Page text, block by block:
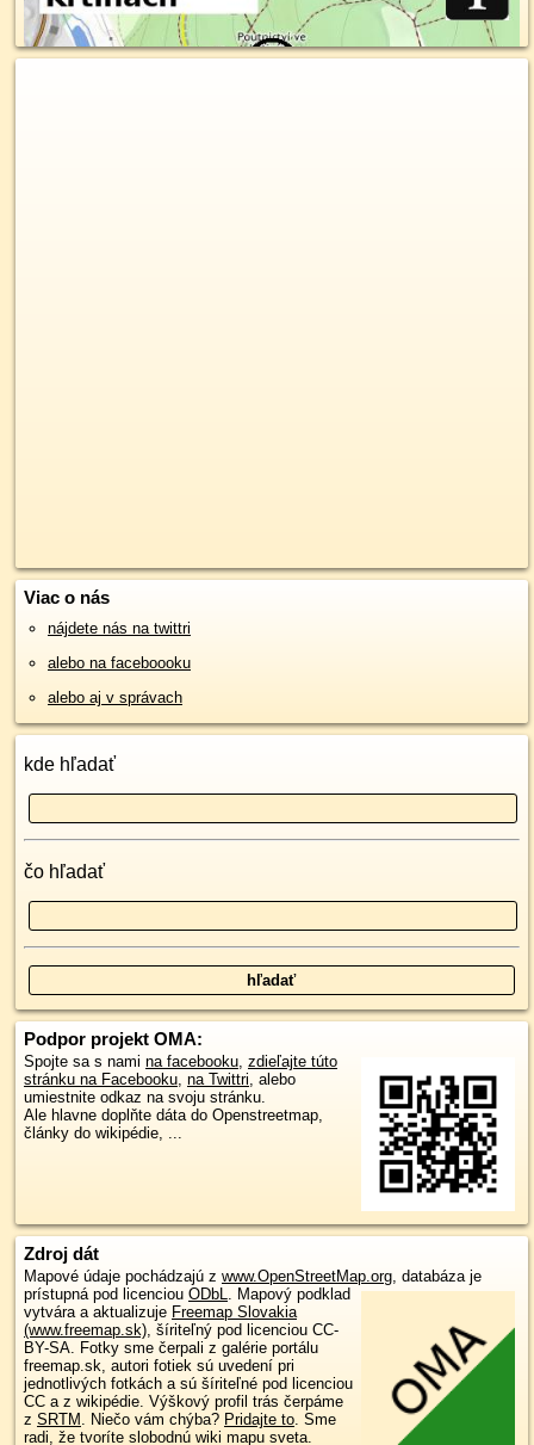
Viac o nás
nájdete nás na twittri
alebo na faceboooku
alebo aj v správach
kde hľadať
čo hľadať
Podpor projekt OMA:
Spojte sa s nami na facebooku, zdieľajte túto
stránku na Facebooku, na Twittri, alebo
umiestnite odkaz na svoju stránku.
Ale hlavne doplňte dáta do Openstreetmap,
články do wikipédie, ...
Zdroj dát
Mapové údaje pochádzajú z www.OpenStreetMap.org, databáza je
prístupná pod licenciou ODbL. Mapový podklad
vytvára a aktualizuje Freemap Slovakia
(www.freemap.sk), šíriteľný pod licenciou CC-
BY-SA. Fotky sme čerpali z galérie portálu
freemap.sk, autori fotiek sú uvedení pri
jednotlivých fotkách a sú šíriteľné pod licenciou
CC a z wikipédie. Výškový profil trás čerpáme
z SRTM . Niečo vám chýba? Pridajte to. Sme
radi, že tvoríte slobodnú wiki mapu sveta.